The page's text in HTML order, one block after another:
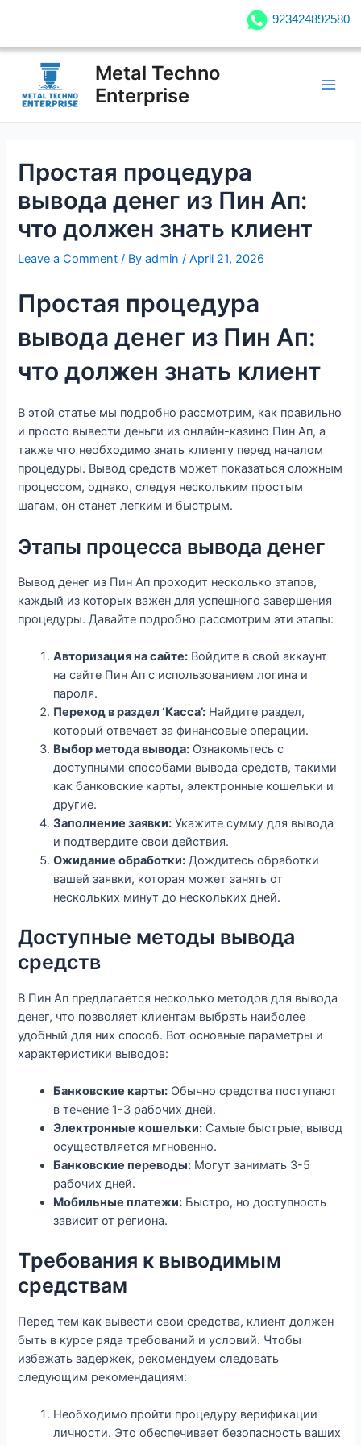
923424892580
content
Metal Techno
Enterprise
Простая процедура
вывода денег из Пин Ап:
что должен знать клиент
Leave a Comment / Byadmin/April 21, 2026
923424892580
Простая процедура
вывода денег из Пин Ап:
что должен знать клиент
В этой статье мы подробно рассмотрим, как правильно
и просто вывести деньги из онлайн-казино Пин Ап, а
также что необходимо знать клиенту перед началом
процедуры. Вывод средств может показаться сложным
процессом, однако, следуя нескольким простым
шагам, он станет легким и быстрым.
Этапы процесса вывода денег
Вывод денег из Пин Ап проходит несколько этапов,
каждый из которых важен для успешного завершения
процедуры. Давайте подробно рассмотрим эти этапы:
Авторизация на сайте: Войдите в свой аккаунт
на сайте Пин Ап с использованием логина и
пароля.
Переход в раздел ‘Касса’: Найдите раздел,
который отвечает за финансовые операции.
Выбор метода вывода: Ознакомьтесь с
доступными способами вывода средств, такими
как банковские карты, электронные кошельки и
другие.
Заполнение заявки: Укажите сумму для вывода
и подтвердите свои действия.
Ожидание обработки: Дождитесь обработки
вашей заявки, которая может занять от
нескольких минут до нескольких дней.
Доступные методы вывода
средств
В Пин Ап предлагается несколько методов для вывода
денег, что позволяет клиентам выбрать наиболее
удобный для них способ. Вот основные параметры и
характеристики выводов:
Банковские карты: Обычно средства поступают
в течение 1-3 рабочих дней.
Электронные кошельки: Самые быстрые, вывод
осуществляется мгновенно.
Банковские переводы: Могут занимать 3-5
рабочих дней.
Мобильные платежи: Быстро, но доступность
зависит от региона.
Требования к выводимым
средствам
Перед тем как вывести свои средства, клиент должен
быть в курсе ряда требований и условий. Чтобы
избежать задержек, рекомендуем следовать
следующим рекомендациям:
Необходимо пройти процедуру верификации
личности. Это обеспечивает безопасность ваших
Post
navigation